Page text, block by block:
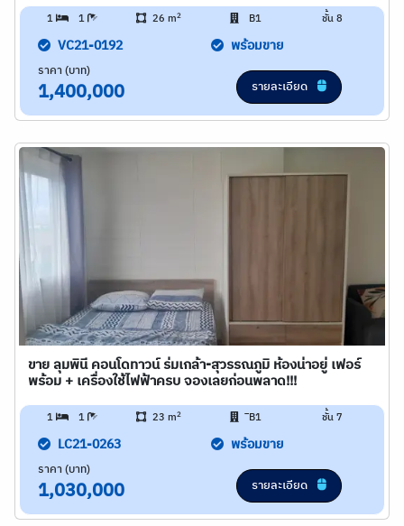
1 1 26 m2 B1 ชั้น 8
VC21-0192 พร้อมขาย
ราคา (บาท)
1,400,000 รายละเอียด
ขาย ลุมพินี คอนโดทาวน์ ร่มเกล้า-สุวรรณภูมิ ห้องน่าอยู่ เฟอร์
พร้อม + เครื่องใช้ไฟฟ้าครบ จองเลยก่อนพลาด!!!
1 1 23 m2 ิB1 ชั้น 7
LC21-0263 พร้อมขาย
ราคา (บาท)
1,030,000 รายละเอียด